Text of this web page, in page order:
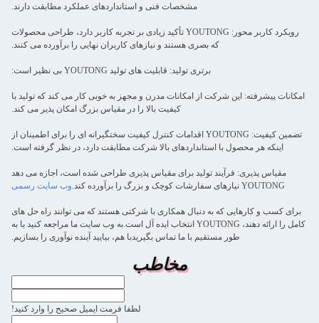
مشخصات فنی و استانداردهای عملکرد مطابقت دارند.
رویکرد کاربر محور: YOUTONG تأکید زیادی بر تجربه کاربر دارد، طراحی محصولات
که بصری هستند و نیازهای کاربران نهایی را برآورده می کنند.
برتری تولید: قابلیت های تولید YOUTONG بی نظیر است:
امکانات پیشرفته: این شرکت از امکانات مدرن و مجهز به خوبی کار می کند که تولید با
کیفیت بالا را در مقیاس بزرگ امکان پذیر می کند.
تضمین کیفیت: YOUTONG اقدامات کنترل کیفیت سختگیرانه ای را برای اطمینان از
اینکه هر محصول با استانداردهای بالا شرکت مطابقت دارد، در نظر گرفته است.
مقیاس پذیری: فرآیند تولید برای مقیاس پذیری طراحی شده است، اجازه می دهد
YOUTONG نیازهای سفارشات کوچک و بزرگ را برآورده کند.
وب سایت رسمی
برای کسب و کارهایی که به دنبال همکاری با شرکتی هستند که می توانند راه حل های
کامل را ارائه دهند، YOUTONG انتخاب ایده آل است.به وب سایت ما مراجعه کنید یا به
طور مستقیم با ما تماس بگیریدبا هم، بیایید آینده نوآوری را بسازیم.
مخاطب
لطفا فرمت ایمیل صحیح را وارد کنید!